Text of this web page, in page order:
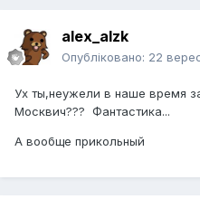
alex_alzk
Опубліковано: 22
Ух ты,неужели в наше время
Москвич??? Фантастика...
А вообще прикольный